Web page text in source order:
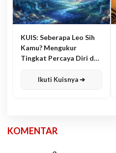
KUIS: Seberapa Leo Sih
Kamu? Mengukur
Tingkat Percaya Diri dan
Ikuti Kuisnya ➔
KOMENTAR